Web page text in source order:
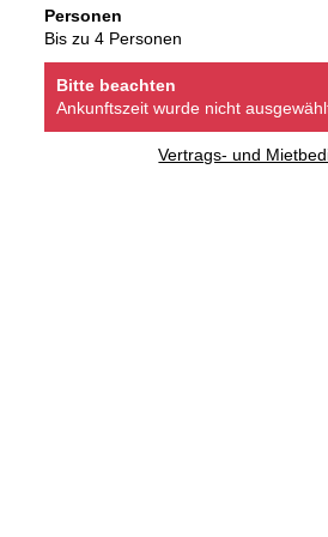
Personen
Bis zu 4 Personen
Bitte beachten
Ankunftszeit wurde nicht
Vertrags- und